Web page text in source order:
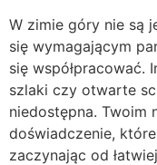
W zimie góry nie są
się wymagającym
się współpracować.
szlaki czy otwarte
niedostępna. Twoim
doświadczenie,
zaczynając od